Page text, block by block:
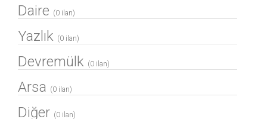
Daire (0 ilan)
Yazlık (0 ilan)
Devremülk (0 ilan)
Arsa (0 ilan)
Diğer (0 ilan)